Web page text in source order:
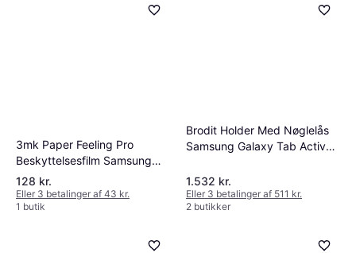
3mk Paper Feeling Pro
Beskyttelsesfilm Samsung
Galaxy Tab Active 3
128 kr.
Eller 3 betalinger af 43 kr.
1 butik
Brodit Holder Med Nøglelås
Samsung Galaxy Tab Active
1.532 kr.
Eller 3 betalinger af 511 kr.
2 butikker